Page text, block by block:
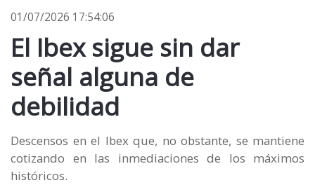
01/07/2026 17:54:06
El Ibex sigue sin dar
señal alguna de
debilidad
Descensos en el Ibex que, no obstante, se mantiene
cotizando en las inmediaciones de los máximos
históricos.